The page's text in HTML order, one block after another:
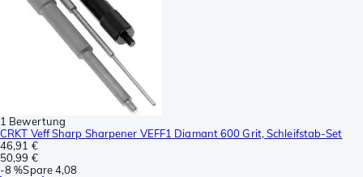
1 Bewertung
CRKT Veff Sharp Sharpener VEFF1 Diamant 600 Grit, Schleifstab-Set
46,91 €
50,99 €
-8 %Spare4,08